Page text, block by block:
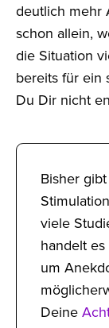
deutlich mehr
schon allein,
die Situation
bereits für ein
Du Dir nicht
Bisher
viele
handelt
um
Deine